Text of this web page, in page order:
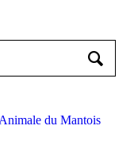
du Mantois